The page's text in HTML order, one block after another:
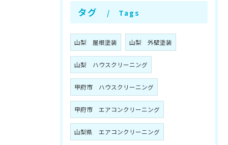
タグ Tags
山梨 屋根塗装 山梨 外壁塗装
山梨 ハウスクリーニング
甲府市 ハウスクリーニング
甲府市 エアコンクリーニング
山梨県 エアコンクリーニング